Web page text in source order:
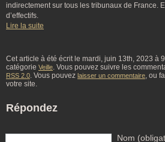
indirectement sur tous les tribunaux de France.
d’effectifs.
Lire la suite
Cet article à été écrit le mardi, juin 13th, 2023 à
catégorie Veille . Vous pouvez suivre les
RSS 2.0 . Vous pouvez laisser un commentaire , ou
votre site.
Répondez
Nom